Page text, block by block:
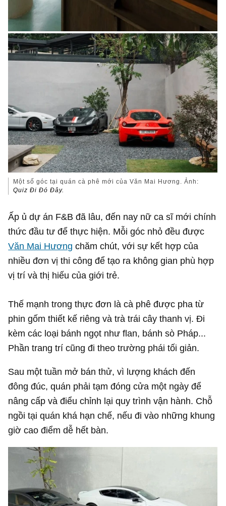
Một số góc tại quán cà phê mới của Văn Mai Hương. Ảnh:
Quiz Đi Đó Đây.
Ấp ủ dự án F&B đã lâu, đến nay nữ ca sĩ mới chính
thức đầu tư để thực hiện. Mỗi góc nhỏ đều được
Văn Mai Hương chăm chút, với sự kết hợp của
nhiều đơn vị thi công để tạo ra không gian phù hợp
vị trí và thị hiếu của giới trẻ.
Thế mạnh trong thực đơn là cà phê được pha từ
phin gốm thiết kế riêng và trà trái cây thanh vị. Đi
kèm các loại bánh ngọt như flan, bánh sò Pháp...
Phần trang trí cũng đi theo trường phái tối giản.
Sau một tuần mở bán thử, vì lượng khách đến
đông đúc, quán phải tạm đóng cửa một ngày để
nâng cấp và điểu chỉnh lại quy trình vận hành. Chỗ
ngồi tại quán khá hạn chế, nếu đi vào những khung
giờ cao điểm dễ hết bàn.